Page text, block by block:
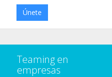
Únete
Teaming en
empresas